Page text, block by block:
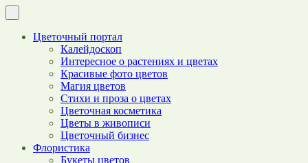
Цветочный портал
Калейдоскоп
Интересное о растениях и цветах
Красивые фото цветов
Магия цветов
Стихи и проза о цветах
Цветочная косметика
Цветы в живописи
Цветочный бизнес
Флористика
Букеты цветов